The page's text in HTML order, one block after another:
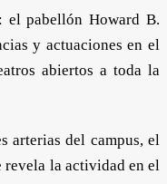
el pabellón Howard B.
y actuaciones en el
abiertos a toda la
arterias del campus, el
revela la actividad en el